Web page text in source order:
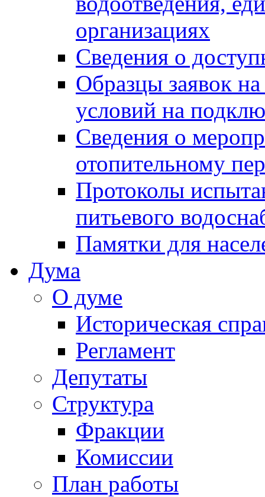
организациях
Сведения о
Образцы заявок
условий на
Сведения о
отопительному
Протоколы
питьевого
Памятки для
Дума
О думе
Историческая
Регламент
Депутаты
Структура
Фракции
Комиссии
План работы